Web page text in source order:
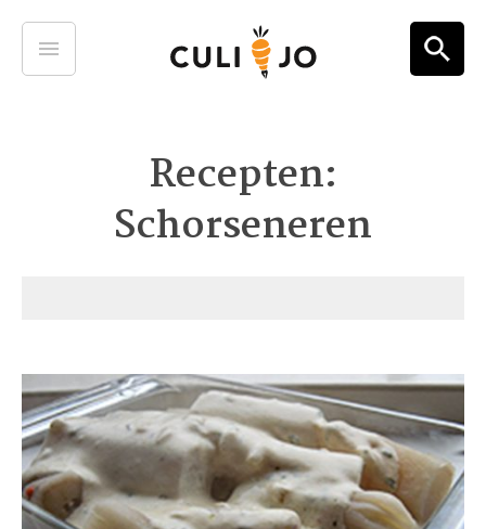
Recepten:
Schorseneren